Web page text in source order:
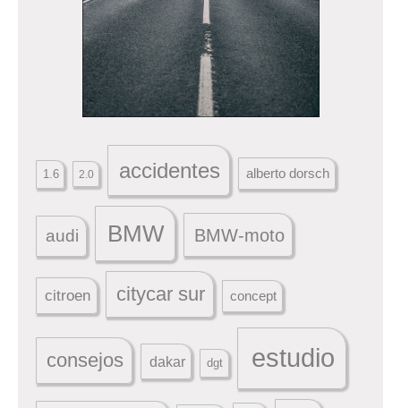
1.6 2.0 accidentes alberto dorsch
audi BMW BMW-moto
citroen citycar sur concept
consejos dakar dgt estudio